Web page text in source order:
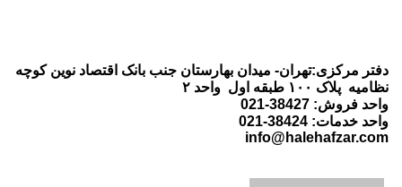
دفتر مرکزی:تهران- میدان بهارستان جنب بانک اقتصاد نوین کوچه
نظامیه پلاک ۱۰۰ طبقه اول واحد ۲
واحد فروش: 38427-021
واحد خدمات: 38424-021
info@halehafzar.com